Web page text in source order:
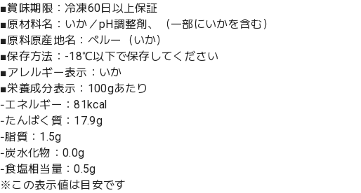
■賞味期限：冷凍60日以上保証
■原材料名：いか／pH調整剤、（一部にいかを含む）
■原料原産地名：ペルー（いか）
■保存方法：-18℃以下で保存してください
■アレルギー表示：いか
■栄養成分表示：100gあたり
‐エネルギー：81kcal
‐たんぱく質：17.9g
‐脂質：1.5g
‐炭水化物：0.0g
‐食塩相当量：0.5g
※この表示値は目安です